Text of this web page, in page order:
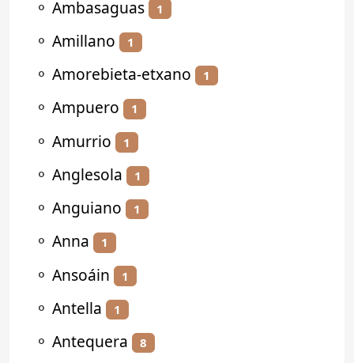
⚬ Ambasaguas 1
⚬ Amillano 1
⚬ Amorebieta-etxano 1
⚬ Ampuero 1
⚬ Amurrio 1
⚬ Anglesola 1
⚬ Anguiano 1
⚬ Anna 1
⚬ Ansoáin 1
⚬ Antella 1
⚬ Antequera 8